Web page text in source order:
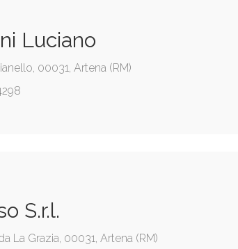
Luciano
00031, Artena (RM)
S.r.l.
La Grazia, 00031, Artena (RM)